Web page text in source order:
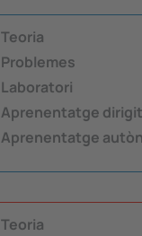
Teoria
Problemes
Laboratori
Aprenentatge dirigit
Aprenentatge
Teoria